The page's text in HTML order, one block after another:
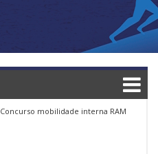
Concurso mobilidade interna RAM